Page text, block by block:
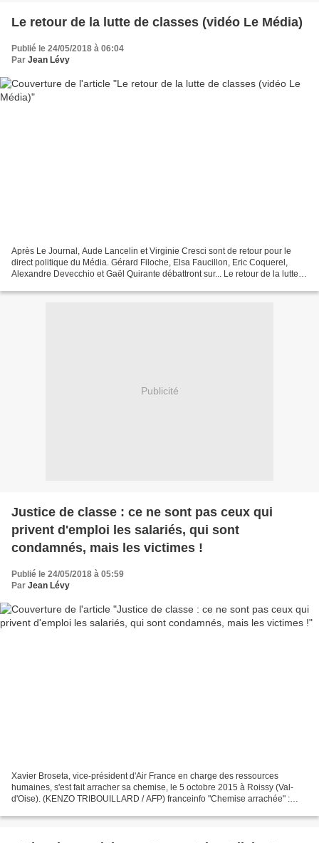
Le retour de la lutte de classes (vidéo Le Média)
Publié le 24/05/2018 à 06:04
Par Jean Lévy
Après Le Journal, Aude Lancelin et Virginie Cresci sont de retour pour le
direct politique du Média. Gérard Filoche, Elsa Faucillon, Eric Coquerel,
Alexandre Devecchio et Gaël Quirante débattront sur... Le retour de la lutte
Publicité
Justice de classe : ce ne sont pas ceux qui
privent d'emploi les salariés, qui sont
condamnés, mais les victimes !
Publié le 24/05/2018 à 05:59
Par Jean Lévy
Xavier Broseta, vice-président d'Air France en charge des ressources
humaines, s'est fait arracher sa chemise, le 5 octobre 2015 à Roissy (Val-
d'Oise). (KENZO TRIBOUILLARD / AFP) franceinfo "Chemise arrachée" :